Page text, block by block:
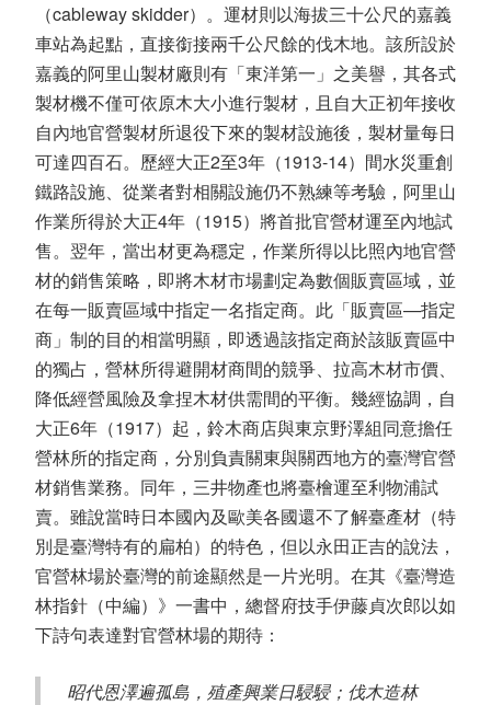
（cableway skidder）。運材則以海拔三十公尺的嘉義
車站為起點，直接銜接兩千公尺餘的伐木地。該所設於
嘉義的阿里山製材廠則有「東洋第一」之美譽，其各式
製材機不僅可依原木大小進行製材，且自大正初年接收
自內地官營製材所退役下來的製材設施後，製材量每日
可達四百石。歷經大正2至3年（1913-14）間水災重創
鐵路設施、從業者對相關設施仍不熟練等考驗，阿里山
作業所得於大正4年（1915）將首批官營材運至內地試
售。翌年，當出材更為穩定，作業所得以比照內地官營
材的銷售策略，即將木材市場劃定為數個販賣區域，並
在每一販賣區域中指定一名指定商。此「販賣區—指定
商」制的目的相當明顯，即透過該指定商於該販賣區中
的獨占，營林所得避開材商間的競爭、拉高木材市價、
降低經營風險及拿捏木材供需間的平衡。幾經協調，自
大正6年（1917）起，鈴木商店與東京野澤組同意擔任
營林所的指定商，分別負責關東與關西地方的臺灣官營
材銷售業務。同年，三井物產也將臺檜運至利物浦試
賣。雖說當時日本國內及歐美各國還不了解臺產材（特
別是臺灣特有的扁柏）的特色，但以永田正吉的說法，
官營林場於臺灣的前途顯然是一片光明。在其《臺灣造
林指針（中編）》一書中，總督府技手伊藤貞次郎以如
下詩句表達對官營林場的期待：
昭代恩澤遍孤島，殖產興業日駸駸；伐木造林